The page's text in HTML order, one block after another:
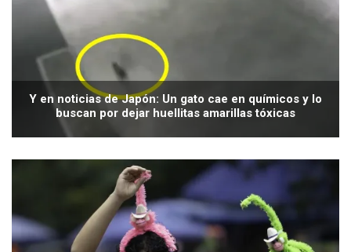
Y en noticias de Japón: Un gato cae en químicos y lo
buscan por dejar huellitas amarillas tóxicas